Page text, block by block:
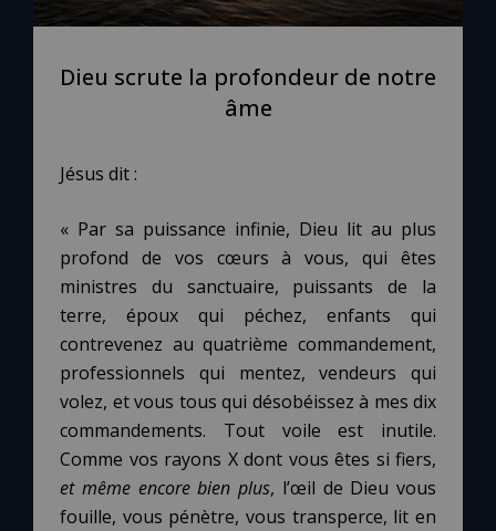
Dieu scrute la profondeur de notre
âme
Jésus dit :
« Par sa puissance infinie, Dieu lit au plus
profond de vos cœurs à vous, qui êtes
ministres du sanctuaire, puissants de la
terre, époux qui péchez, enfants qui
contrevenez au quatrième commandement,
professionnels qui mentez, vendeurs qui
volez, et vous tous qui désobéissez à mes dix
commandements. Tout voile est inutile.
Comme vos rayons X dont vous êtes si fiers,
et même encore bien plus, l’œil de Dieu vous
fouille, vous pénètre, vous transperce, lit en